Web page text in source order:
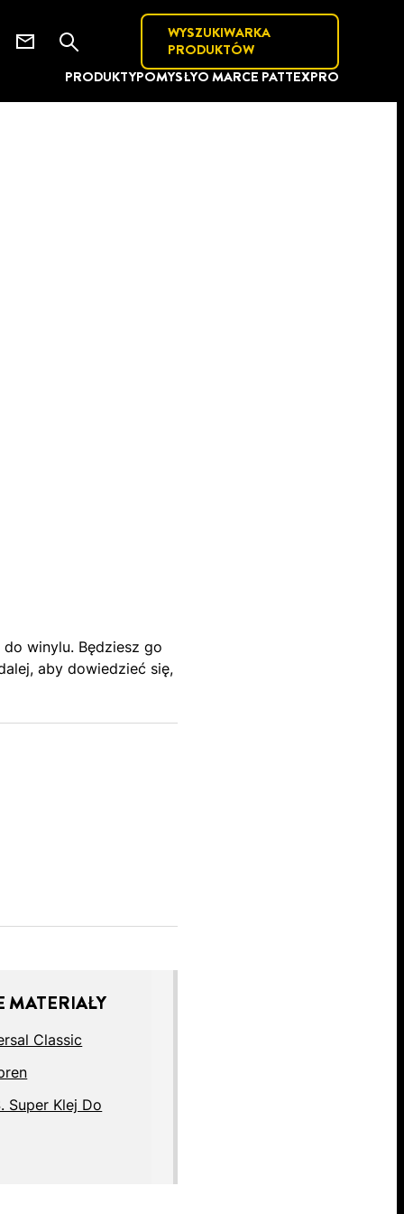
PRODUKTYPOMYSŁYO MARCE PATTEXPRO
WYSZUKIWARKA
PRODUKTÓW
winylu. Będziesz go
aby dowiedzieć się,
MATERIAŁY
Classic
Super Klej Do